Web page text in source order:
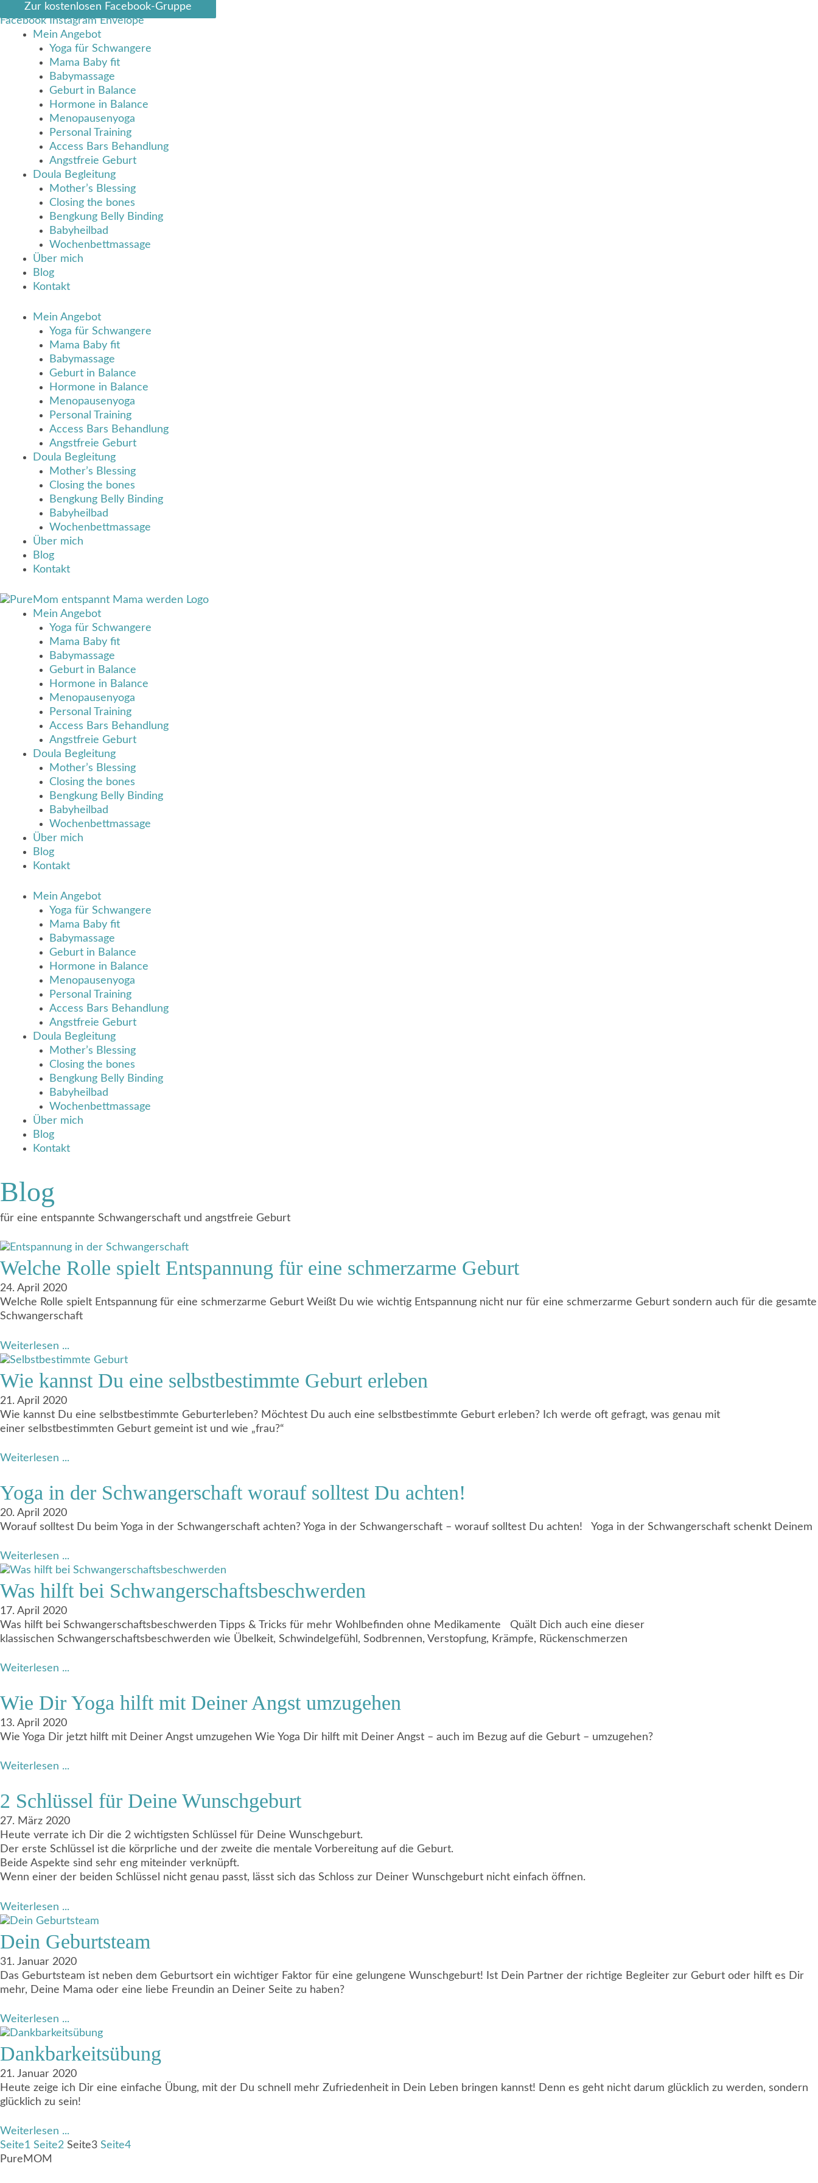
Inhalt
springen
Zur kostenlosen Facebook-Gruppe
Facebook Instagram Envelope
Mein Angebot
Yoga für Schwangere
Mama Baby fit
Babymassage
Geburt in Balance
Hormone in Balance
Menopausenyoga
Personal Training
Access Bars Behandlung
Angstfreie Geburt
Doula Begleitung
Mother’s Blessing
Closing the bones
Bengkung Belly Binding
Babyheilbad
Wochenbettmassage
Über mich
Blog
Kontakt
Mein Angebot
Yoga für Schwangere
Mama Baby fit
Babymassage
Geburt in Balance
Hormone in Balance
Menopausenyoga
Personal Training
Access Bars Behandlung
Angstfreie Geburt
Doula Begleitung
Mother’s Blessing
Closing the bones
Bengkung Belly Binding
Babyheilbad
Wochenbettmassage
Über mich
Blog
Kontakt
Mein Angebot
Yoga für Schwangere
Mama Baby fit
Babymassage
Geburt in Balance
Hormone in Balance
Menopausenyoga
Personal Training
Access Bars Behandlung
Angstfreie Geburt
Doula Begleitung
Mother’s Blessing
Closing the bones
Bengkung Belly Binding
Babyheilbad
Wochenbettmassage
Über mich
Blog
Kontakt
Mein Angebot
Yoga für Schwangere
Mama Baby fit
Babymassage
Geburt in Balance
Hormone in Balance
Menopausenyoga
Personal Training
Access Bars Behandlung
Angstfreie Geburt
Doula Begleitung
Mother’s Blessing
Closing the bones
Bengkung Belly Binding
Babyheilbad
Wochenbettmassage
Über mich
Blog
Kontakt
Blog
für eine entspannte Schwangerschaft und angstfreie Geburt
Welche Rolle spielt Entspannung für eine schmerzarme Geburt
24. April 2020
Welche Rolle spielt Entspannung für eine schmerzarme Geburt Weißt Du wie wichtig Entspannung nicht nur für eine schmerzarme Geburt sondern auch für die gesamte
Schwangerschaft
Weiterlesen ...
Wie kannst Du eine selbstbestimmte Geburt erleben
21. April 2020
Wie kannst Du eine selbstbestimmte Geburterleben? Möchtest Du auch eine selbstbestimmte Geburt erleben? Ich werde oft gefragt, was genau mit
einer selbstbestimmten Geburt gemeint ist und wie „frau?“
Weiterlesen ...
Yoga in der Schwangerschaft worauf solltest Du achten!
20. April 2020
Worauf solltest Du beim Yoga in der Schwangerschaft achten? Yoga in der Schwangerschaft – worauf solltest Du achten! Yoga in der Schwangerschaft schenkt Deinem
Weiterlesen ...
Was hilft bei Schwangerschaftsbeschwerden
17. April 2020
Was hilft bei Schwangerschaftsbeschwerden Tipps & Tricks für mehr Wohlbefinden ohne Medikamente Quält Dich auch eine dieser
klassischen Schwangerschaftsbeschwerden wie Übelkeit, Schwindelgefühl, Sodbrennen, Verstopfung, Krämpfe, Rückenschmerzen
Weiterlesen ...
Wie Dir Yoga hilft mit Deiner Angst umzugehen
13. April 2020
Wie Yoga Dir jetzt hilft mit Deiner Angst umzugehen Wie Yoga Dir hilft mit Deiner Angst – auch im Bezug auf die Geburt – umzugehen?
Weiterlesen ...
2 Schlüssel für Deine Wunschgeburt
27. März 2020
Heute verrate ich Dir die 2 wichtigsten Schlüssel für Deine Wunschgeburt.
Der erste Schlüssel ist die körprliche und der zweite die mentale Vorbereitung auf die Geburt.
Beide Aspekte sind sehr eng miteinder verknüpft.
Wenn einer der beiden Schlüssel nicht genau passt, lässt sich das Schloss zur Deiner Wunschgeburt nicht einfach öffnen.
Weiterlesen ...
Dein Geburtsteam
31. Januar 2020
Das Geburtsteam ist neben dem Geburtsort ein wichtiger Faktor für eine gelungene Wunschgeburt! Ist Dein Partner der richtige Begleiter zur Geburt oder hilft es Dir
mehr, Deine Mama oder eine liebe Freundin an Deiner Seite zu haben?
Weiterlesen ...
Dankbarkeitsübung
21. Januar 2020
Heute zeige ich Dir eine einfache Übung, mit der Du schnell mehr Zufriedenheit in Dein Leben bringen kannst! Denn es geht nicht darum glücklich zu werden, sondern
glücklich zu sein!
Weiterlesen ...
Seite1 Seite2 Seite3 Seite4
PureMOM